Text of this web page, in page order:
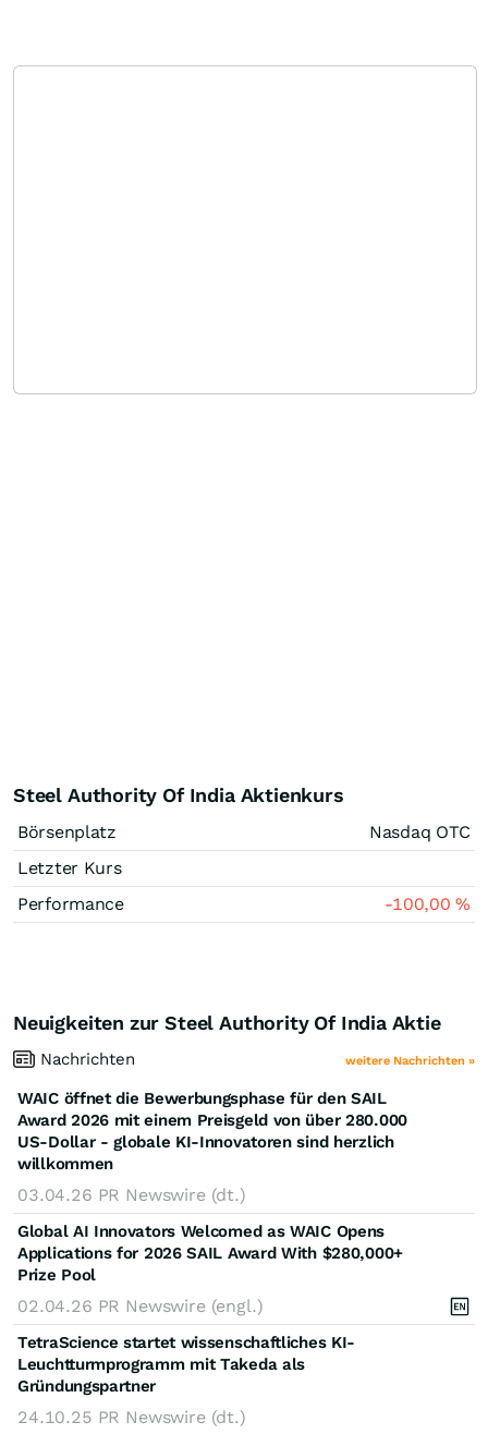
Steel Authority Of India Aktienkurs
Börsenplatz
Nasdaq OTC
Letzter Kurs
Performance
-100,00%
Neuigkeiten zur Steel Authority Of India Aktie
Nachrichten weitere Nachrichten »
WAIC öffnet die Bewerbungsphase für den SAIL
Award 2026 mit einem Preisgeld von über 280.000
US-Dollar - globale KI-Innovatoren sind herzlich
willkommen
03.04.26 PR Newswire (dt.)
Global AI Innovators Welcomed as WAIC Opens
Applications for 2026 SAIL Award With $280,000+
Prize Pool
02.04.26 PR Newswire (engl.)
TetraScience startet wissenschaftliches KI-
Leuchtturmprogramm mit Takeda als
Gründungspartner
24.10.25 PR Newswire (dt.)